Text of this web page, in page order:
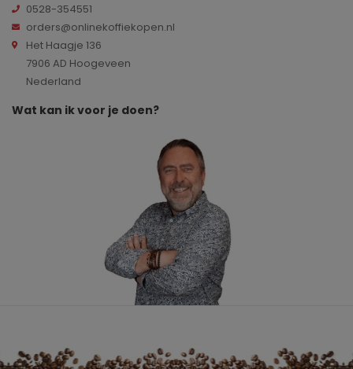
0528-354551
orders@onlinekoffiekopen.nl
Het Haagje 136
7906 AD Hoogeveen
Nederland
Wat kan ik voor je doen?